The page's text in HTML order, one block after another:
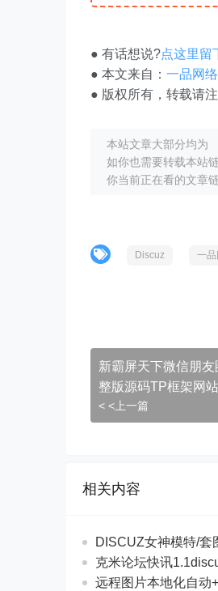
● 有话想说?点这里留
● 本文来自： 一品网络
● 版权所有，转载请注
本站文章大部分均为
如你也需要转载本站
你当前正在看的文章
Discuz 一品
新霸屏天下微信朋
整版源码TP框架网站
< <上一篇
相关内容
DISCUZ女神模特/套
克米论坛快讯
远程图片本地化自动